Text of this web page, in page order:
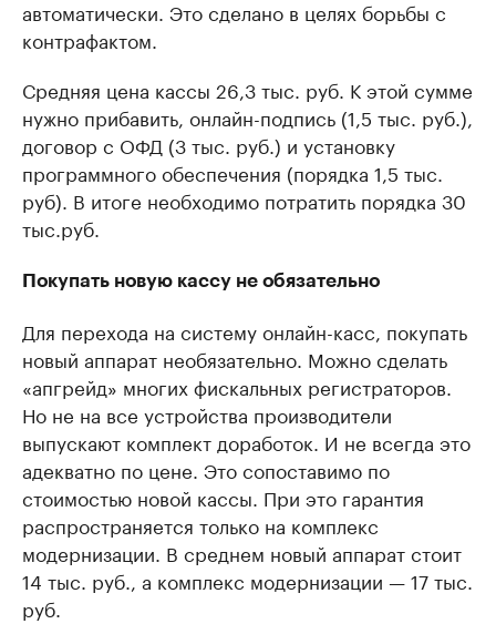
автоматически. Это сделано в целях борьбы с
контрафактом.
Средняя цена кассы 26,3 тыс. руб. К этой сумме
нужно прибавить, онлайн-подпись (1,5 тыс. руб.),
договор с ОФД (3 тыс. руб.) и установку
программного обеспечения (порядка 1,5 тыс.
руб). В итоге необходимо потратить порядка 30
тыс.руб.
Покупать новую кассу не обязательно
Для перехода на систему онлайн-касс, покупать
новый аппарат необязательно. Можно сделать
«апгрейд» многих фискальных регистраторов.
Но не на все устройства производители
выпускают комплект доработок. И не всегда это
адекватно по цене. Это сопоставимо по
стоимостью новой кассы. При это гарантия
распространяется только на комплекс
модернизации. В среднем новый аппарат стоит
14 тыс. руб., а комплекс модернизации — 17 тыс.
руб.